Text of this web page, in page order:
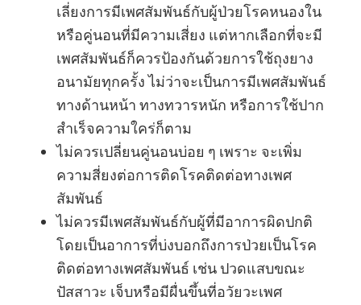
เลี่ยงการมีเพศสัมพันธ์กับผู้ป่วยโรคหนองใน
หรือคู่นอนที่มีความเสี่ยง แต่หากเลือกที่จะมี
เพศสัมพันธ์ก็ควรป้องกันด้วยการใช้ถุงยาง
อนามัยทุกครั้ง ไม่ว่าจะเป็นการมีเพศสัมพันธ์
ทางด้านหน้า ทางทวารหนัก หรือการใช้ปาก
สำเร็จความใคร่ก็ตาม
ไม่ควรเปลี่ยนคู่นอนบ่อย ๆ เพราะ จะเพิ่ม
ความสี่ยงต่อการติดโรคติดต่อทางเพศ
สัมพันธ์
ไม่ควรมีเพศสัมพันธ์กับผู้ที่มีอาการผิดปกติ
โดยเป็นอาการที่บ่งบอกถึงการป่วยเป็นโรค
ติดต่อทางเพศสัมพันธ์ เช่น ปวดแสบขณะ
ปัสสาวะ เจ็บหรือมีผื่นขึ้นที่อวัยวะเพศ